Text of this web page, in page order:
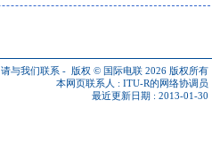
请与我们联系 - 版权 © 国际电联 2026 版权所有
本网页联系人 : ITU-R的网络协调员
最近更新日期 : 2013-01-30